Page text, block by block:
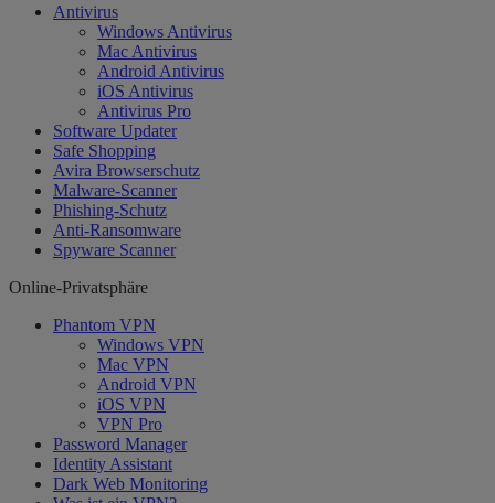
Antivirus
Windows Antivirus
Mac Antivirus
Android Antivirus
iOS Antivirus
Antivirus Pro
Software Updater
Safe Shopping
Avira Browserschutz
Malware-Scanner
Phishing-Schutz
Anti-Ransomware
Spyware Scanner
Online-Privatsphäre
Phantom VPN
Windows VPN
Mac VPN
Android VPN
iOS VPN
VPN Pro
Password Manager
Identity Assistant
Dark Web Monitoring